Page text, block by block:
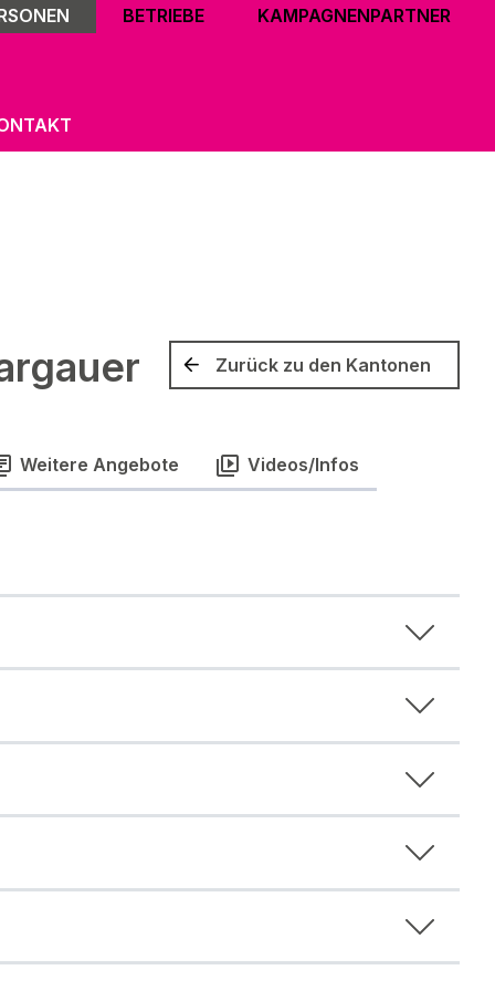
BETRIEBE KAMPAGNENPARTNER
Zurück zu den Kantonen
Weitere Angebote Videos/Infos